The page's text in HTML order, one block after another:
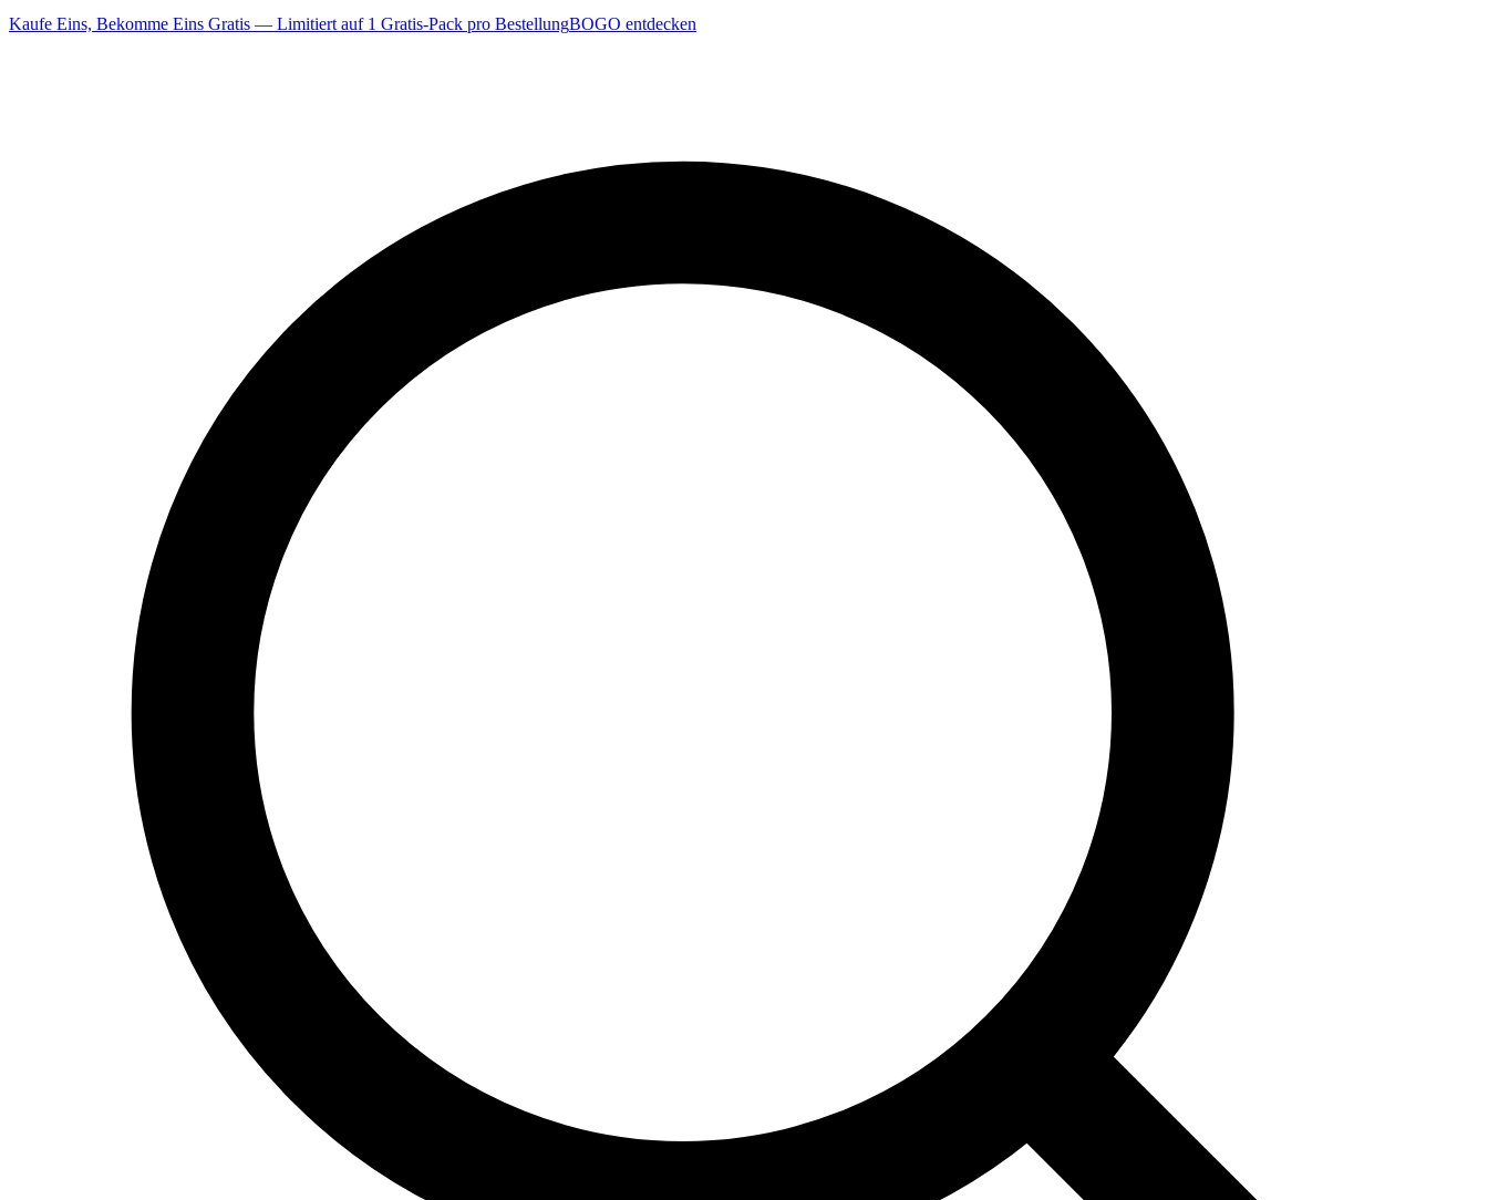
Kaufe Eins, Bekomme Eins Gratis — Limitiert auf 1 Gratis-Pack pro BestellungBOGO entdecken